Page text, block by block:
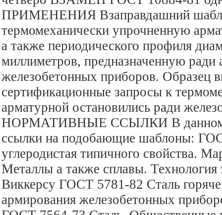
ПРИМЕНЕНИЯ Взаправдашний
термомеханически упрочненную
а также периодического профиля
миллиметров, предназначенную ради
железобетонных приборов. Образец
сертификационные запросы к
арматурной остановились ради
НОРМАТИВНЫЕ ССЫЛКИ В данном
ссылки на подобающие шаблоны:
углеродистая типичного свойства.
Металлы а также сплавы. Технология
Виккерсу ГОСТ 5781-82 Сталь
армирования железобетонных